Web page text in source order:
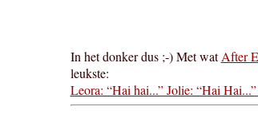
In het donker dus ;-) Met watAfter
leukste:
Leora: “Hai hai...” Jolie: “Hai